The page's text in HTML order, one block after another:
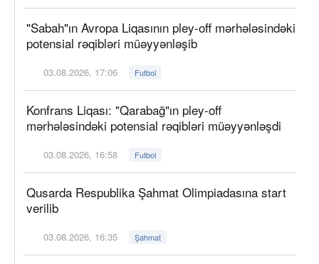
"Sabah"ın Avropa Liqasının pley-off mərhələsindəki
potensial rəqibləri müəyyənləşib
03.08.2026, 17:06 Futbol
Konfrans Liqası: "Qarabağ"ın pley-off
mərhələsindəki potensial rəqibləri müəyyənləşdi
03.08.2026, 16:58 Futbol
Qusarda Respublika Şahmat Olimpiadasına start
verilib
03.08.2026, 16:35 Şahmat